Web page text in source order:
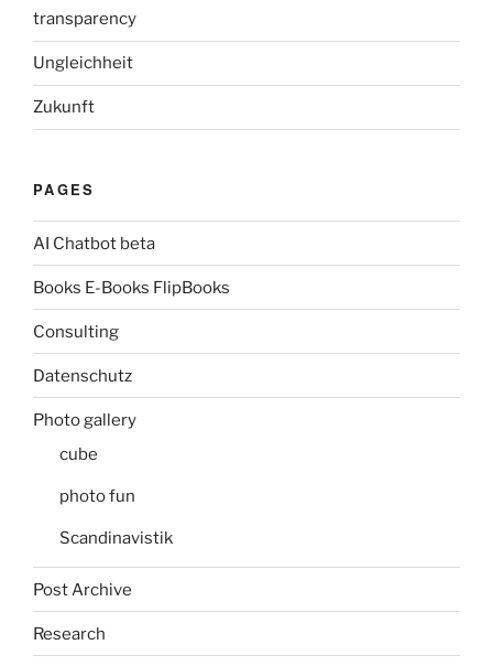
transparency
Ungleichheit
Zukunft
PAGES
AI Chatbot beta
Books E-Books FlipBooks
Consulting
Datenschutz
Photo gallery
cube
photo fun
Scandinavistik
Post Archive
Research